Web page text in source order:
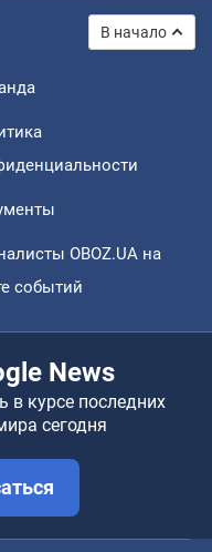
В начало
OBOZ.UA на
событий
News
в курсе последних
сегодня